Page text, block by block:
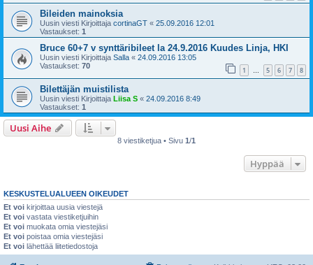
Bileiden mainoksia
Uusin viesti Kirjoittaja cortinaGT « 25.09.2016 12:01
Vastaukset: 1
Bruce 60+7 v synttäribileet la 24.9.2016 Kuudes Linja, HKI
Uusin viesti Kirjoittaja Salla « 24.09.2016 13:05
Vastaukset: 70 1 … 5 6 7 8
Bilettäjän muistilista
Uusin viesti Kirjoittaja Liisa S « 24.09.2016 8:49
Vastaukset: 1
Uusi Aihe
8 viestiketjua • Sivu 1/1
Hyppää
KESKUSTELUALUEEN OIKEUDET
Et voi kirjoittaa uusia viestejä
Et voi vastata viestiketjuihin
Et voi muokata omia viestejäsi
Et voi poistaa omia viestejäsi
Et voi lähettää liitetiedostoja